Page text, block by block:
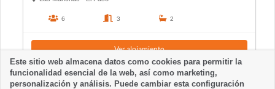
6 3 2
Ver alojamiento
Este sitio web almacena datos como cookies para permitir la
funcionalidad esencial de la web, así como marketing,
personalización y análisis. Puede cambiar esta configuración